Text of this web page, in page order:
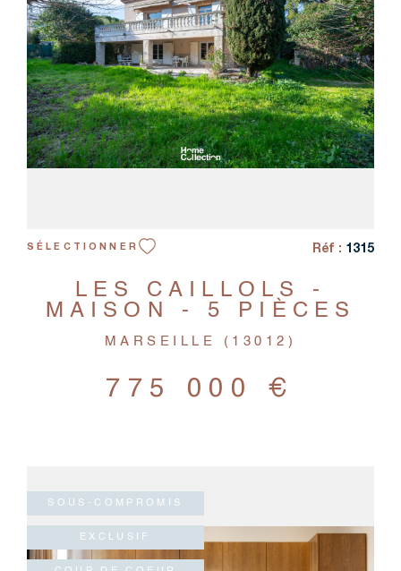
VOIR LE BIEN
SÉLECTIONNER Réf : 1315
LES CAILLOLS -
MAISON - 5 PIÈCES
MARSEILLE (13012)
775 000 €
SOUS-COMPROMIS
EXCLUSIF